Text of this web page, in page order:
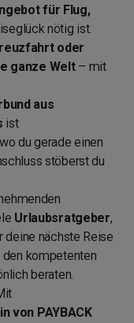
für Flug,
nötig ist.
oder
ganze Welt– mit
aus
ist
du gerade einen
stöberst du
Urlaubsratgeber,
deine nächste Reise
kompetenten
beraten.
von PAYBACK